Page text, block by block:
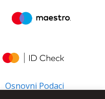
Osnovni Podaci